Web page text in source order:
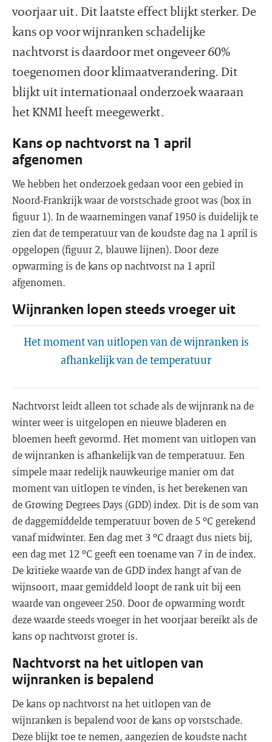
voorjaar uit. Dit laatste effect blijkt sterker. De
kans op voor wijnranken schadelijke
nachtvorst is daardoor met ongeveer 60%
toegenomen door klimaatverandering. Dit
blijkt uit internationaal onderzoek waaraan
het KNMI heeft meegewerkt.
Kans op nachtvorst na 1 april
afgenomen
We hebben het onderzoek gedaan voor een gebied in
Noord-Frankrijk waar de vorstschade groot was (box in
figuur 1). In de waarnemingen vanaf 1950 is duidelijk te
zien dat de temperatuur van de koudste dag na 1 april is
opgelopen (figuur 2, blauwe lijnen). Door deze
opwarming is de kans op nachtvorst na 1 april
afgenomen.
Wijnranken lopen steeds vroeger uit
Het moment van uitlopen van de wijnranken is
afhankelijk van de temperatuur
Nachtvorst leidt alleen tot schade als de wijnrank na de
winter weer is uitgelopen en nieuwe bladeren en
bloemen heeft gevormd. Het moment van uitlopen van
de wijnranken is afhankelijk van de temperatuur. Een
simpele maar redelijk nauwkeurige manier om dat
moment van uitlopen te vinden, is het berekenen van
de Growing Degrees Days (GDD) index. Dit is de som van
de daggemiddelde temperatuur boven de 5 ºC gerekend
vanaf midwinter. Een dag met 3 ºC draagt dus niets bij,
een dag met 12 ºC geeft een toename van 7 in de index.
De kritieke waarde van de GDD index hangt af van de
wijnsoort, maar gemiddeld loopt de rank uit bij een
waarde van ongeveer 250. Door de opwarming wordt
deze waarde steeds vroeger in het voorjaar bereikt als de
kans op nachtvorst groter is.
Nachtvorst na het uitlopen van
wijnranken is bepalend
De kans op nachtvorst na het uitlopen van de
wijnranken is bepalend voor de kans op vorstschade.
Deze blijkt toe te nemen, aangezien de koudste nacht